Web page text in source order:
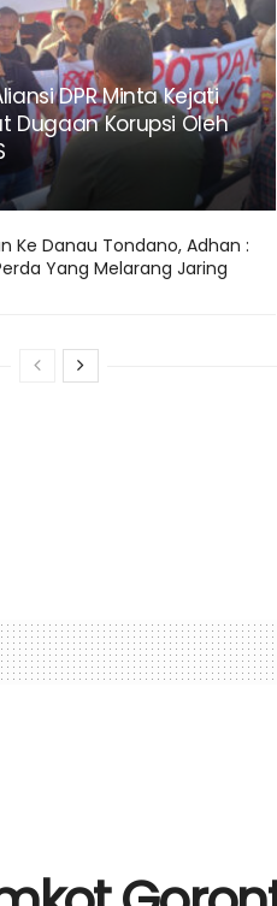
DPR Minta Kejati
Dugaan Korupsi Oleh
Ke Danau Tondano, Adhan :
Yang Melarang Jaring